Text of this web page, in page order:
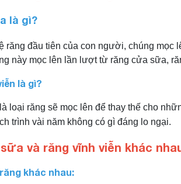
là gì?
răng đầu tiên của con người, chúng mọc
này mọc lên lần lượt từ răng cửa sữa,
là gì?
loại răng sẽ mọc lên để thay thế cho
trình vài năm không có gì đáng lo ngại.
và răng vĩnh viễn khác
khác nhau: